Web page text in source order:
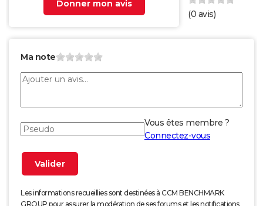
Donner mon avis
(0 avis)
Ma note
Vous êtes membre ?
Connectez-vous
Les informations recueillies sont destinées à CCM BENCHMARK
GROUP pour assurer la modération de ses forums et les notifications